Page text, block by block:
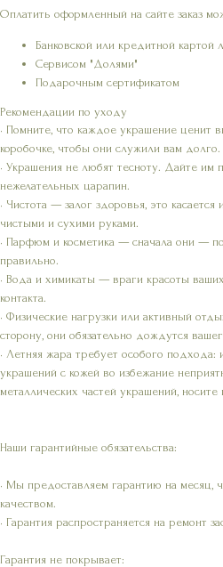
Оплатить оформленный на сайте заказ
Банковской или кредитной
Сервисом "Долями"
Подарочным сертификатом
Рекомендации по уходу
• Помните, что каждое украшение ценит
коробочке, чтобы они служили вам долго.
• Украшения не любят тесноту. Дайте им
нежелательных царапин.
• Чистота — залог здоровья, это
чистыми и сухими руками.
• Парфюм и косметика — сначала они —
правильно.
• Вода и химикаты — враги красоты
контакта.
• Физические нагрузки или активный
сторону, они обязательно дождутся
• Летняя жара требует особого подхода:
украшений с кожей во избежание
металлических частей украшений,
Наши гарантийные обязательства:
• Мы предоставляем гарантию на месяц,
качеством.
• Гарантия распространяется на ремонт
Гарантия не покрывает: